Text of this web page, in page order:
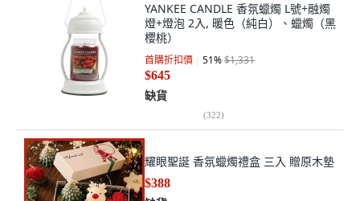
YANKEE CANDLE 香氛蠟燭 L號+融燭
燈+燈泡 2入, 暖色（純白）、蠟燭（黑
櫻桃）
首購折扣價 51%$1,331
$645
缺貨
(322)
耀眼聖誕 香氛蠟燭禮盒 三入 贈原木墊
$388